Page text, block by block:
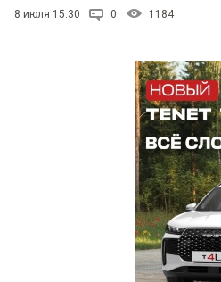
8 июля 15:30 0 1184